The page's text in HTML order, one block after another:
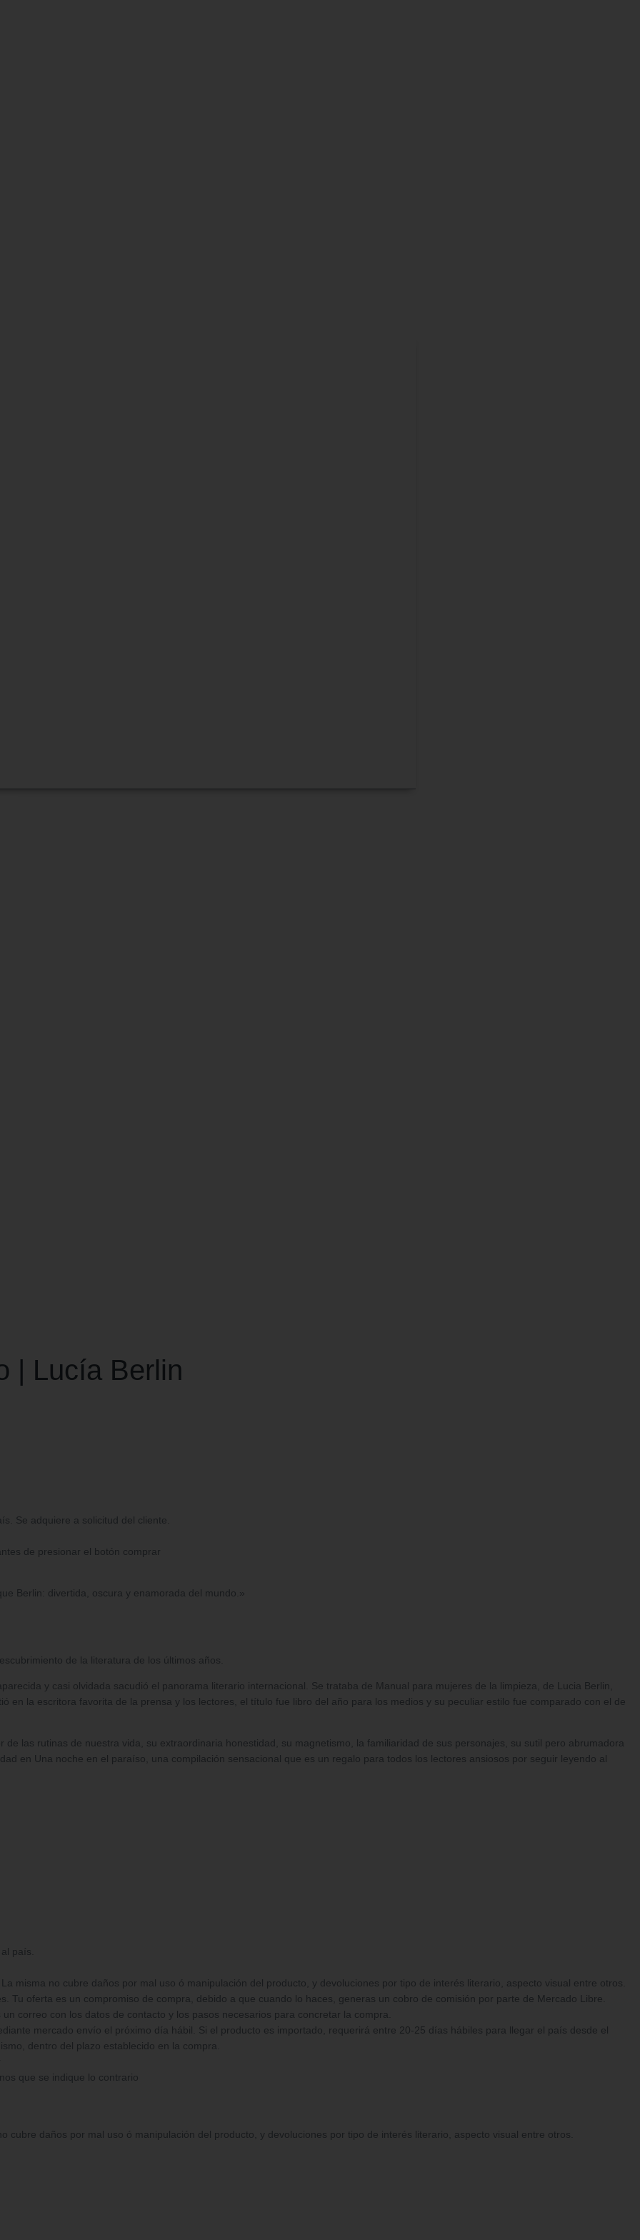
| Lucía Berlin
Se adquiere a solicitud del cliente.
de presionar el botón comprar
Berlin: divertida, oscura y enamorada del mundo.»
de la literatura de los últimos años.
y casi olvidada sacudió el panorama literario internacional. Se trataba de Manual para mujeres de la limpieza, de Lucia Berlin,
en la escritora favorita de la prensa y los lectores, el título fue libro del año para los medios y su peculiar estilo fue comparado con el de
las rutinas de nuestra vida, su extraordinaria honestidad, su magnetismo, la familiaridad de sus personajes, su sutil pero abrumadora
en Una noche en el paraíso, una compilación sensacional que es un regalo para todos los lectores ansiosos por seguir leyendo al
país.
misma no cubre daños por mal uso ó manipulación del producto, y devoluciones por tipo de interés literario, aspecto visual entre otros.
Tu oferta es un compromiso de compra, debido a que cuando lo haces, generas un cobro de comisión por parte de Mercado Libre.
correo con los datos de contacto y los pasos necesarios para concretar la compra.
mercado envío el próximo día hábil. Si el producto es importado, requerirá entre 20-25 días hábiles para llegar el país desde el
dentro del plazo establecido en la compra.
que se indique lo contrario
daños por mal uso ó manipulación del producto, y devoluciones por tipo de interés literario, aspecto visual entre otros.